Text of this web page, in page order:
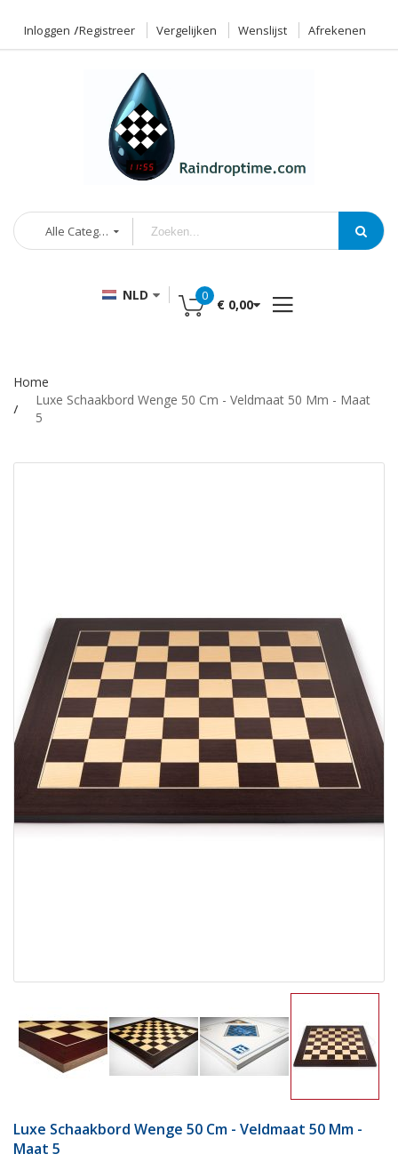
Inloggen Registreer Vergelijken Wenslijst Afrekenen
Alle Categorieën
NLD 0
€ 0,00
Home
Luxe Schaakbord Wenge 50 Cm - Veldmaat 50 Mm - Maat
5
Luxe Schaakbord Wenge 50 Cm - Veldmaat 50 Mm -
Maat 5